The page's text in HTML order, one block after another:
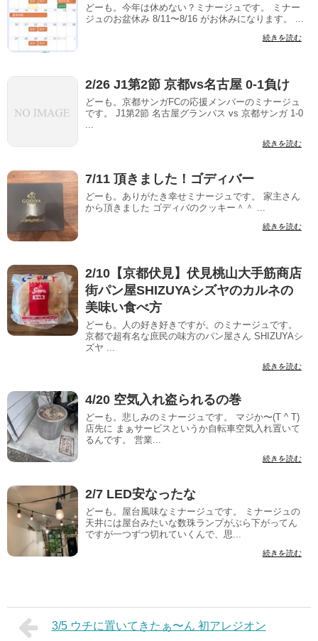
どーも。今年は休めない？ミナージュです。 ミナー
ジュのお盆休み 8/11〜8/16 がお休みになります。 ...
続きを読む
2/26 J1第2節 京都vs名古屋 0-1負け
どーも。京都サンガFCの応援メンバーのミナージュ
です。 J1第2節 名古屋グランパス vs 京都サンガ 1-0
続きを読む
7/11 頂きました！ゴディバー
どーも。ありがたき幸せミナージュです。 家主さん
から頂きました ゴディバのクッキー＾＾ ...
続きを読む
2/10【京都伏見】伏見桃山大手筋商店
街パン屋SHIZUYAシズヤのカルネの
美味い食べ方
どーも。人の好き好きですが。のミナージュです。
京都で超有名な庶民の味方のパン屋さん SHIZUYAシ
ズヤ ...
続きを読む
4/20 空気入れ盗られるの巻
どーも。悲しみのミナージュです。 マジか〜(T ^ T)
店先に まぁサービスというか自転車空気入れ置いて
るんです。 営業...
続きを読む
2/7 LED安なったな
どーも。屋台風味なミナージュです。 ミナージュの
天井には屋台みたいな数珠ランプがぶら下がってん
ですが一つずつ切れていくんで、思...
続きを読む
3/5 ウチに置いてきたぁ〜ん 初アレジオン